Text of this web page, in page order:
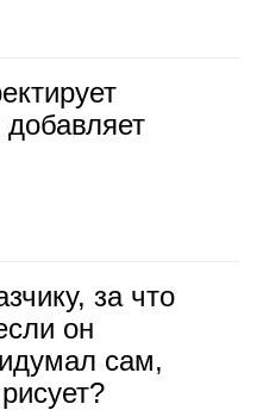
добав­ляет
за что
он
сам,